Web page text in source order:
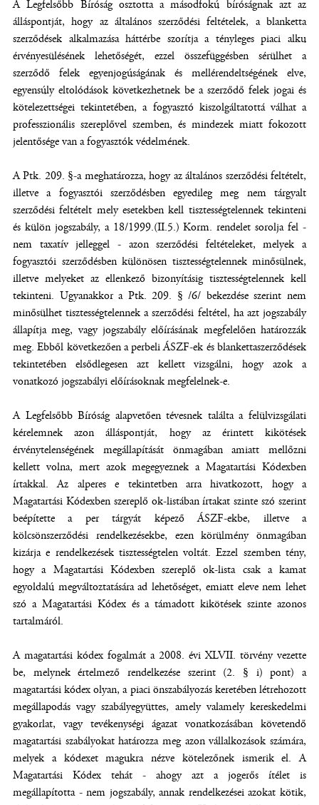
A Legfelsőbb Bíróság osztotta a másodfokú bíróságnak azt az
álláspontját, hogy az általános szerződési feltételek, a blanketta
szerződések alkalmazása háttérbe szorítja a tényleges piaci alku
érvényesülésének lehetőségét, ezzel összefüggésben sérülhet a
szerződő felek egyenjogúságának és mellérendeltségének elve,
egyensúly eltolódások következhetnek be a szerződő felek jogai és
kötelezettségei tekintetében, a fogyasztó kiszolgáltatottá válhat a
professzionális szereplővel szemben, és mindezek miatt fokozott
jelentősége van a fogyasztók védelmének.
A Ptk. 209. §-a meghatározza, hogy az általános szerződési feltételt,
illetve a fogyasztói szerződésben egyedileg meg nem tárgyalt
szerződési feltételt mely esetekben kell tisztességtelennek tekinteni
és külön jogszabály, a 18/1999.(II.5.) Korm. rendelet sorolja fel -
nem taxatív jelleggel - azon szerződési feltételeket, melyek a
fogyasztói szerződésben különösen tisztességtelennek minősülnek,
illetve melyeket az ellenkező bizonyításig tisztességtelennek kell
tekinteni. Ugyanakkor a Ptk. 209. § /6/ bekezdése szerint nem
minősülhet tisztességtelennek a szerződési feltétel, ha azt jogszabály
állapítja meg, vagy jogszabály előírásának megfelelően határozzák
meg. Ebből következően a perbeli ÁSZF-ek és blankettaszerződések
tekintetében elsődlegesen azt kellett vizsgálni, hogy azok a
vonatkozó jogszabályi előírásoknak megfelelnek-e.
A Legfelsőbb Bíróság alapvetően tévesnek találta a felülvizsgálati
kérelemnek azon álláspontját, hogy az érintett kikötések
érvénytelenségének megállapítását önmagában amiatt mellőzni
kellett volna, mert azok megegyeznek a Magatartási Kódexben
írtakkal. Az alperes e tekintetben arra hivatkozott, hogy a
Magatartási Kódexben szereplő ok-listában írtakat szinte szó szerint
beépítette a per tárgyát képező ÁSZF-ekbe, illetve a
kölcsönszerződési rendelkezésekbe, ezen körülmény önmagában
kizárja e rendelkezések tisztességtelen voltát. Ezzel szemben tény,
hogy a Magatartási Kódexben szereplő ok-lista csak a kamat
egyoldalú megváltoztatására ad lehetőséget, emiatt eleve nem lehet
szó a Magatartási Kódex és a támadott kikötések szinte azonos
tartalmáról.
A magatartási kódex fogalmát a 2008. évi XLVII. törvény vezette
be, melynek értelmező rendelkezése szerint (2. § i) pont) a
magatartási kódex olyan, a piaci önszabályozás keretében létrehozott
megállapodás vagy szabályegyüttes, amely valamely kereskedelmi
gyakorlat, vagy tevékenységi ágazat vonatkozásában követendő
magatartási szabályokat határozza meg azon vállalkozások számára,
melyek a kódexet magukra nézve kötelezőnek ismerik el. A
Magatartási Kódex tehát - ahogy azt a jogerős ítélet is
megállapította - nem jogszabály, annak rendelkezései azokat kötik,